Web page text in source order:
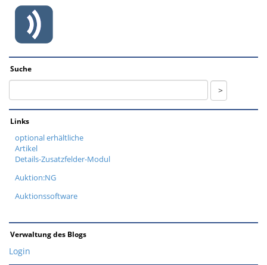
Suche
Links
optional erhältliche
Artikel
Details-Zusatzfelder-Modul
Auktion:NG
Auktionssoftware
Verwaltung des Blogs
Login